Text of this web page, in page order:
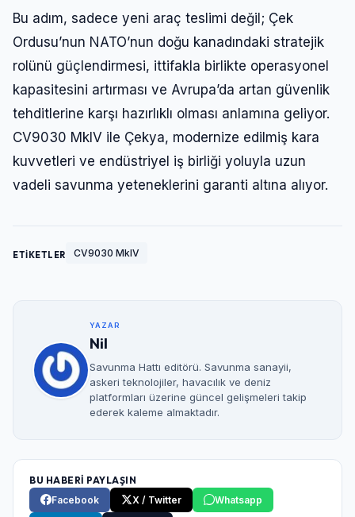
Bu adım, sadece yeni araç teslimi değil; Çek
Ordusu’nun NATO’nun doğu kanadındaki stratejik
rolünü güçlendirmesi, ittifakla birlikte operasyonel
kapasitesini artırması ve Avrupa’da artan güvenlik
tehditlerine karşı hazırlıklı olması anlamına geliyor.
CV9030 MkIV ile Çekya, modernize edilmiş kara
kuvvetleri ve endüstriyel iş birliği yoluyla uzun
vadeli savunma yeteneklerini garanti altına alıyor.
ETİKETLER CV9030 MkIV
YAZAR
Nil
Savunma Hattı editörü. Savunma sanayii,
askeri teknolojiler, havacılık ve deniz
platformları üzerine güncel gelişmeleri takip
ederek kaleme almaktadır.
BU HABERİ PAYLAŞIN
Facebook
X / Twitter Whatsapp